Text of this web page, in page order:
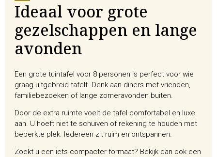
Ideaal voor grote
gezelschappen en lange
avonden
Een grote tuintafel voor 8 personen is perfect voor wie
graag uitgebreid tafelt. Denk aan diners met vrienden,
familiebezoeken of lange zomeravonden buiten.
Door de extra ruimte voelt de tafel comfortabel en luxe
aan. U hoeft niet te schuiven of rekening te houden met
beperkte plek. Iedereen zit ruim en ontspannen.
Zoekt u een iets compacter formaat? Bekijk dan ook een